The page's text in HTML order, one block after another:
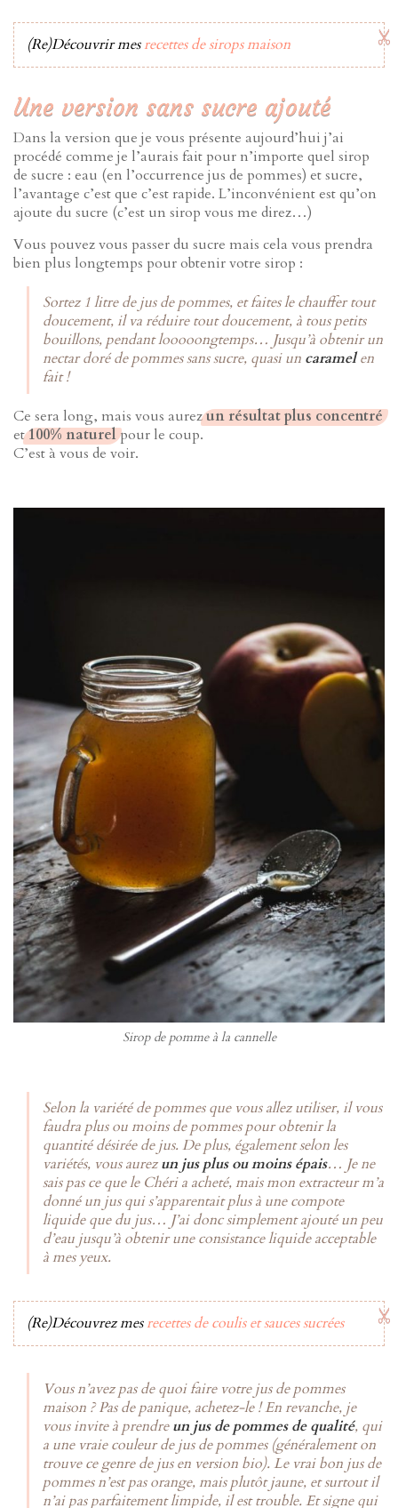
(Re)Découvrir mesrecettes de sirops maison
Une version sans sucre ajouté
Dans la version que je vous présente aujourd’hui j’ai
procédé comme je l’aurais fait pour n’importe quel sirop
de sucre : eau (en l’occurrence jus de pommes) et sucre,
l’avantage c’est que c’est rapide. L’inconvénient est qu’on
ajoute du sucre (c’est un sirop vous me direz…)
Vous pouvez vous passer du sucre mais cela vous prendra
bien plus longtemps pour obtenir votre sirop :
Sortez 1 litre de jus de pommes, et faites le chauffer tout
doucement, il va réduire tout doucement, à tous petits
bouillons, pendant looooongtemps… Jusqu’à obtenir un
nectar doré de pommes sans sucre, quasi un caramelen
fait !
Ce sera long, mais vous aurezun résultat plus concentré
et100% naturelpour le coup.
C’est à vous de voir.
Sirop de pomme à la cannelle
Selon la variété de pommes que vous allez utiliser, il vous
faudra plus ou moins de pommes pour obtenir la
quantité désirée de jus. De plus, également selon les
variétés, vous aurezun jus plus ou moins épais… Je ne
sais pas ce que le Chéri a acheté, mais mon extracteur m’a
donné un jus qui s’apparentait plus à une compote
liquide que du jus… J’ai donc simplement ajouté un peu
d’eau jusqu’à obtenir une consistance liquide acceptable
à mes yeux.
(Re)Découvrez mesrecettes de coulis et sauces sucrées
Vous n’avez pas de quoi faire votre jus de pommes
maison ? Pas de panique, achetez-le ! En revanche, je
vous invite à prendreun jus de pommes de qualité, qui
a une vraie couleur de jus de pommes (généralement on
trouve ce genre de jus en version bio). Le vrai bon jus de
pommes n’est pas orange, mais plutôt jaune, et surtout il
n’ai pas parfaitement limpide, il est trouble. Et signe qui